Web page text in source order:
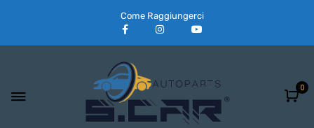
Come Raggiungerci
0